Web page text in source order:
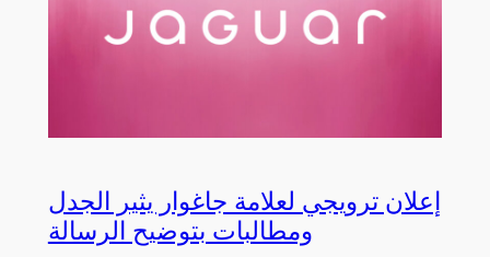
إعلان ترويجي لعلامة جاغوار يثير الجدل
ومطالبات بتوضيح الرسالة